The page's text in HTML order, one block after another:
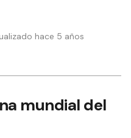
hace 5 años
mundial del